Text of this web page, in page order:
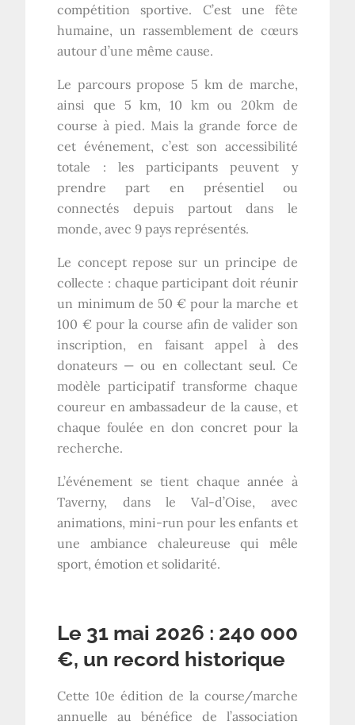
compétition sportive. C’est une fête
humaine, un rassemblement de cœurs
autour d’une même cause.
Le parcours propose 5 km de marche,
ainsi que 5 km, 10 km ou 20km de
course à pied. Mais la grande force de
cet événement, c’est son accessibilité
totale : les participants peuvent y
prendre part en présentiel ou
connectés depuis partout dans le
monde, avec 9 pays représentés.
Le concept repose sur un principe de
collecte : chaque participant doit réunir
un minimum de 50 € pour la marche et
100 € pour la course afin de valider son
inscription, en faisant appel à des
donateurs — ou en collectant seul. Ce
modèle participatif transforme chaque
coureur en ambassadeur de la cause, et
chaque foulée en don concret pour la
recherche.
L’événement se tient chaque année à
Taverny, dans le Val-d’Oise, avec
animations, mini-run pour les enfants et
une ambiance chaleureuse qui mêle
sport, émotion et solidarité.
Le 31 mai 2026 : 240 000
€, un record historique
Cette 10e édition de la course/marche
annuelle au bénéfice de l’association